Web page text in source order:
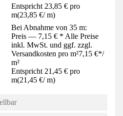
Entspricht 23,85 € pro
m(23,85 €/ m)
Bei Abnahme von 35 m:
Preis — 7,15 € * Alle Preise
inkl. MwSt. und ggf. zzgl.
Versandkosten pro m²7,15 €*/
m²
Entspricht 21,45 € pro
m(21,45 €/ m)